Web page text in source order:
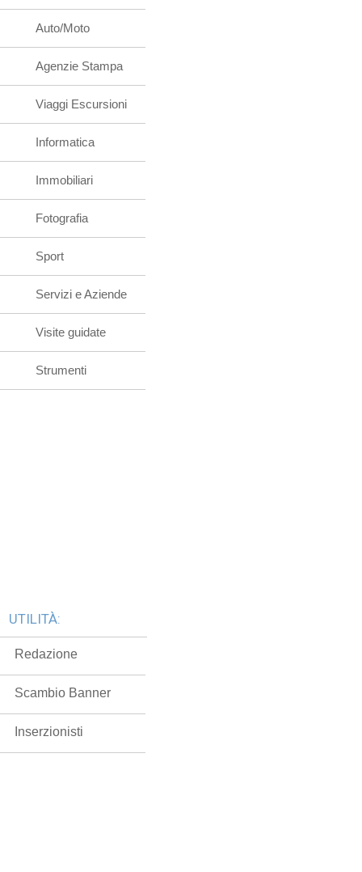
Auto/Moto
Agenzie Stampa
Viaggi Escursioni
Informatica
Immobiliari
Fotografia
Sport
Servizi e Aziende
Visite guidate
Strumenti
UTILITÀ:
Redazione
Scambio Banner
Inserzionisti